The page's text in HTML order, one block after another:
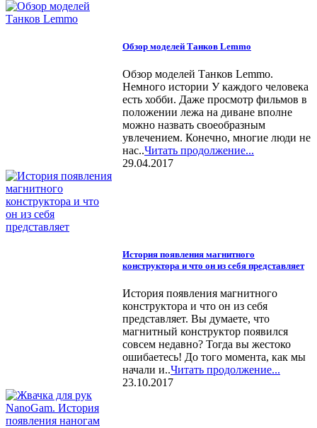
Обзор моделей Танков Lemmo
Обзор моделей Танков Lemmo.
Немного истории У каждого человека
есть хобби. Даже просмотр фильмов в
положении лежа на диване вполне
можно назвать своеобразным
увлечением. Конечно, многие люди не
нас..Читать продолжение...
29.04.2017
История появления магнитного
конструктора и что он из себя представляет
История появления магнитного
конструктора и что он из себя
представляет. Вы думаете, что
магнитный конструктор появился
совсем недавно? Тогда вы жестоко
ошибаетесь! До того момента, как мы
начали и..Читать продолжение...
23.10.2017